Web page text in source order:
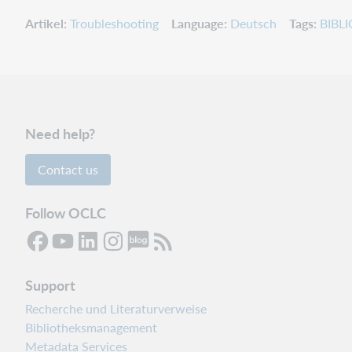
Artikel Troubleshooting Language Deutsch Tags
Need help?
Contact us
Follow OCLC
Support
Recherche und Literaturverweise
Bibliotheksmanagement
Metadata Services